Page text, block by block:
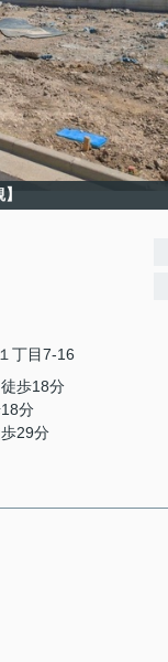
１丁目7-16
徒歩18分
18分
歩29分